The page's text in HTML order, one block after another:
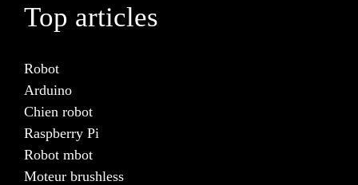
Top articles
Robot
Arduino
Chien robot
Raspberry Pi
Robot mbot
Moteur brushless